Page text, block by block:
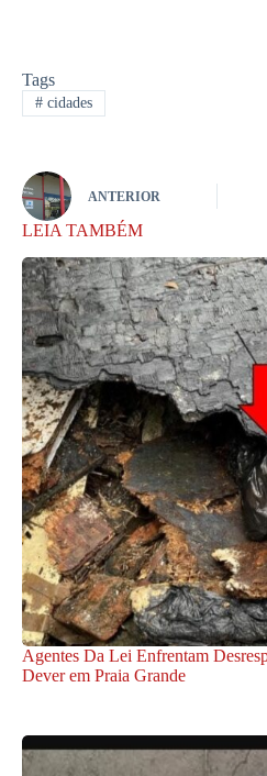
Tags
#cidades
ANTERIOR
LEIA TAMBÉM
Agentes Da Lei Enfrentam
Dever em Praia Grande